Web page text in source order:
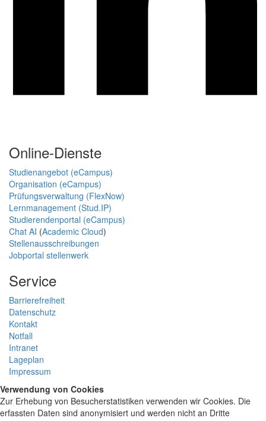
Online-Dienste
Studienangebot (eCampus)
Organisation (eCampus)
Prüfungsverwaltung (FlexNow)
Lernmanagement (Stud.IP)
Studierendenportal (eCampus)
Chat AI (Academic Cloud)
Stellenausschreibungen
Jobportal stellenwerk
Service
Barrierefreiheit
Datenschutz
Kontakt
Notfall
Intranet
Lageplan
Impressum
Verwendung von Cookies
Zur Erhebung von Besucherstatistiken verwenden wir Cookies. Die
erfassten Daten sind anonymisiert und werden nicht an Dritte